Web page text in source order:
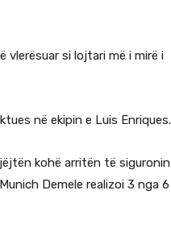
vlerësuar si lojtari më i mirë i
në ekipin e Luis Enriques.
kohë arritën të siguronin
Demele realizoi 3 nga 6